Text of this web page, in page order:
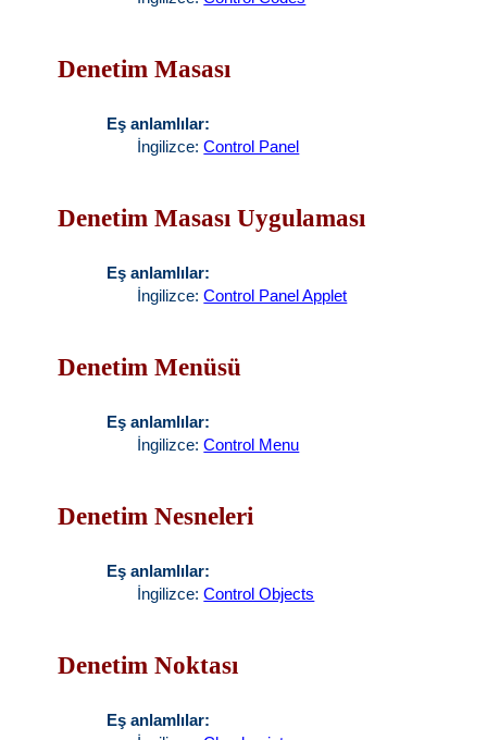
Denetim Masası
Eş anlamlılar:
İngilizce:Control Panel
Denetim Masası Uygulaması
Eş anlamlılar:
İngilizce:Control Panel Applet
Denetim Menüsü
Eş anlamlılar:
İngilizce:Control Menu
Denetim Nesneleri
Eş anlamlılar:
İngilizce:Control Objects
Denetim Noktası
Eş anlamlılar: